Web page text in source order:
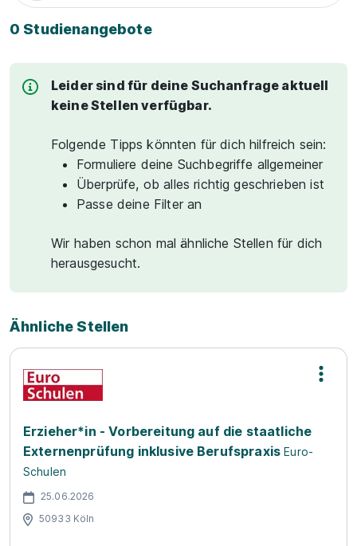
0 Studienangebote
Leider sind für deine Suchanfrage aktuell
keine Stellen verfügbar.
Folgende Tipps könnten für dich hilfreich sein:
Formuliere deine Suchbegriffe allgemeiner
Überprüfe, ob alles richtig geschrieben ist
Passe deine Filter an
Wir haben schon mal ähnliche Stellen für dich
herausgesucht.
Ähnliche Stellen
Erzieher*in - Vorbereitung auf die staatliche
Externenprüfung inklusive Berufspraxis Euro-
Schulen
25.06.2026
50933 Köln